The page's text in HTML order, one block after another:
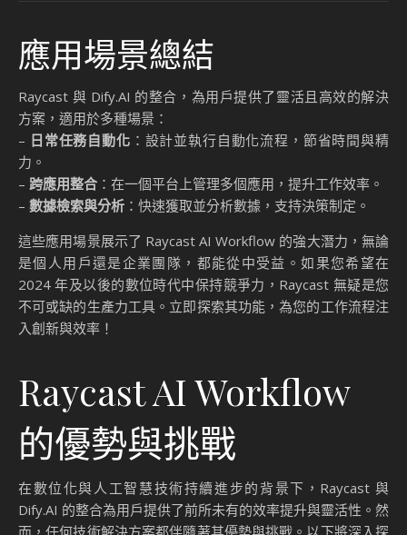
應用場景總結
Raycast 與 Dify.AI 的整合，為用戶提供了靈活且高效的解決
方案，適用於多種場景：
– 日常任務自動化 ：設計並執行自動化流程，節省時間與精
力。
– 跨應用整合 ：在一個平台上管理多個應用，提升工作效率。
– 數據檢索與分析 ：快速獲取並分析數據，支持決策制定。
這些應用場景展示了 Raycast AI Workflow 的強大潛力，無論
是個人用戶還是企業團隊，都能從中受益。如果您希望在
2024 年及以後的數位時代中保持競爭力，Raycast 無疑是您
不可或缺的生產力工具。立即探索其功能，為您的工作流程注
入創新與效率！